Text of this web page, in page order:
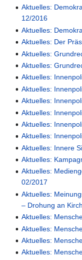
Aktuelles:
12/2016
Aktuelles:
Aktuelles: Der
Aktuelles:
Aktuelles:
Aktuelles:
Aktuelles:
Aktuelles:
Aktuelles:
Aktuelles:
Aktuelles:
Aktuelles: Innere
Aktuelles:
Aktuelles:
02/2017
Aktuelles:
– Drohung an
Aktuelles:
Aktuelles:
Aktuelles:
Aktuelles: